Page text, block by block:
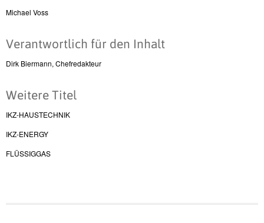
Michael Voss
Verantwortlich für den Inhalt
Dirk Biermann, Chefredakteur
Weitere Titel
IKZ-HAUSTECHNIK
IKZ-ENERGY
FLÜSSIGGAS